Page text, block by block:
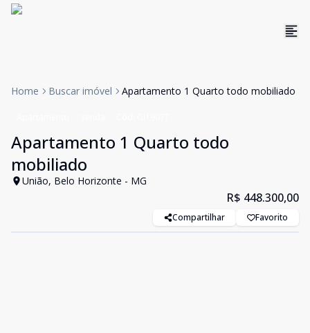
Home Buscar imóvel Apartamento 1 Quarto todo mobiliado
Apartamento 1 Quarto todo
mobiliado
União, Belo Horizonte - MG
R$ 448.300,00
Compartilhar Favorito